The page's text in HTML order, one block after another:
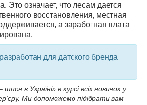
Это означает, что лесам дается
восстановления, местная
а заработная плата
для датского бренда
в Україні» в курсі всіх новинок у
Ми допоможемо підібрати вам